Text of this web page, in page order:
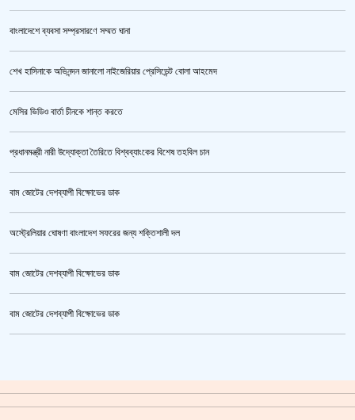
ভারতকে ভয় পেয়েই কি ফেলানী ও মোদিবিরোধী আন্দোলনের ছবি সরানো হয়েছে?’
বাংলাদেশে ব্যবসা সম্প্রসারণে সম্মত ঘানা
শেখ হাসিনাকে অভিনন্দন জানালো নাইজেরিয়ার প্রেসিডেন্ট বোলা আহমেদ
মেসির ভিডিও বার্তা চীনকে শান্ত করতে
প্রধানমন্ত্রী নারী উদ্যোক্তা তৈরিতে বিশ্বব্যাংকের বিশেষ তহবিল চান
বাম জোটের দেশব্যাপী বিক্ষোভের ডাক
অস্ট্রেলিয়ার ঘোষণা বাংলাদেশ সফরের জন্য শক্তিশালী দল
বাম জোটের দেশব্যাপী বিক্ষোভের ডাক
বাম জোটের দেশব্যাপী বিক্ষোভের ডাক
গাজীপুর মহাসড়ক অবরোধ,সিটি করপোরেশনের গাড়ি চাপায় শ্রমিক নিহত